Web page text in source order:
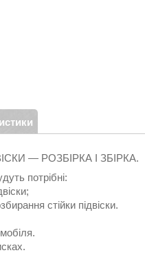
— РОЗБІРКА І ЗБІРКА.
потрібні:
стійки підвіски.